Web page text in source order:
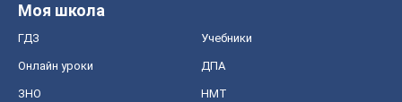
Моя школа
ГДЗ Учебники
Онлайн уроки ДПА
ЗНО НМТ